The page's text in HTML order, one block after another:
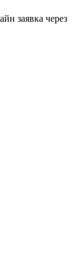
заявка через